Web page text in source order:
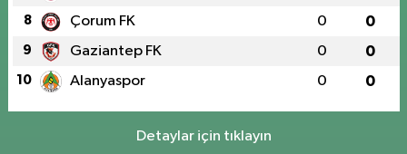
8 Çorum FK 0 0
9 Gaziantep FK 0 0
10 Alanyaspor 0 0
Detaylar için tıklayın